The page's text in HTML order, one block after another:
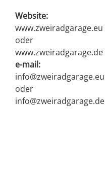
Website:
www.zweiradgarage.eu
oder
www.zweiradgarage.de
e-mail:
info@zweiradgarage.eu
oder
info@zweiradgarage.de